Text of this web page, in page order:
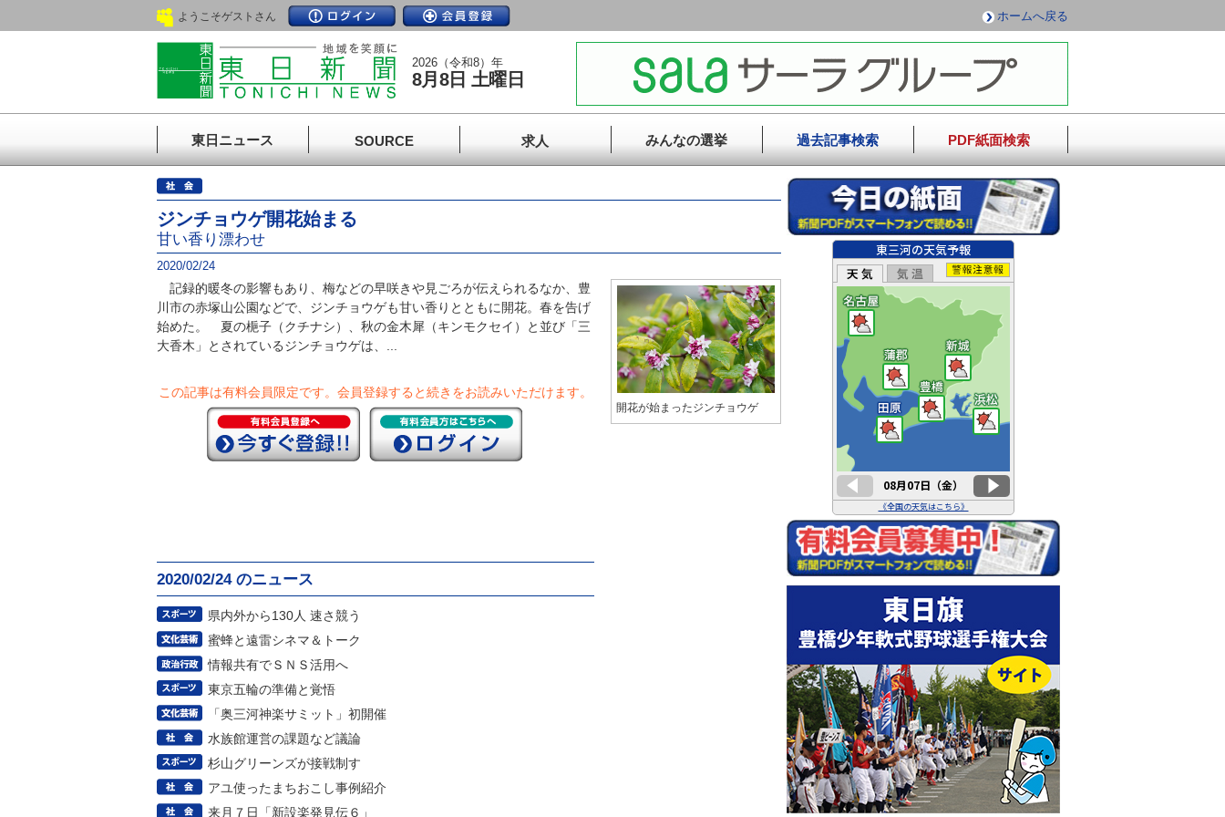
ようこそゲストさん ホームへ戻る
2026（令和8）年
8月8日 土曜日
東日ニュース SOURCE 求人 みんなの選挙 過去記事検索 PDF紙面検索
ジンチョウゲ開花始まる
甘い香り漂わせ
2020/02/24
記録的暖冬の影響もあり、梅などの早咲きや見ごろが伝えられるなか、豊
川市の赤塚山公園などで、ジンチョウゲも甘い香りとともに開花。春を告げ
始めた。 夏の梔子（クチナシ）、秋の金木犀（キンモクセイ）と並び「三
大香木」とされているジンチョウゲは、...
この記事は有料会員限定です。 会員登録すると続きをお読みいただけます。
2020/02/24 のニュース
県内外から130人 速さ競う
蜜蜂と遠雷シネマ＆トーク
情報共有でＳＮＳ活用へ
東京五輪の準備と覚悟
「奥三河神楽サミット」初開催
水族館運営の課題など議論
杉山グリーンズが接戦制す
アユ使ったまちおこし事例紹介
来月７日「新設楽発見伝６」
開花が始まったジンチョウゲ